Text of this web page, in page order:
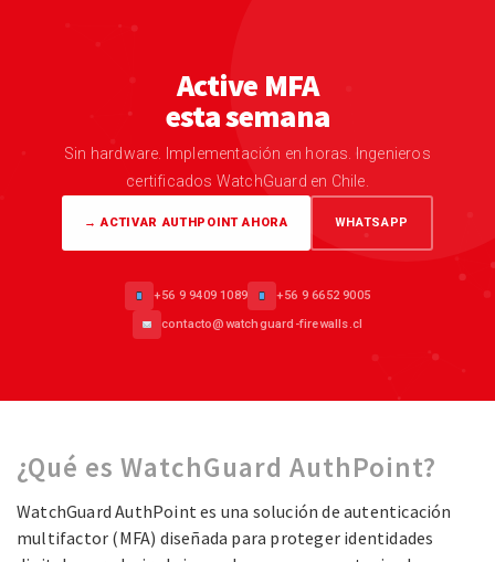
Active MFA
esta semana
Sin hardware. Implementación en horas. Ingenieros
certificados WatchGuard en Chile.
→ ACTIVAR AUTHPOINT AHORA WHATSAPP
+56 9 9409 1089
+56 9 6652 9005
contacto@watchguard-firewalls.cl
¿Qué es WatchGuard AuthPoint?
WatchGuard AuthPoint es una solución de autenticación
multifactor (MFA) diseñada para proteger identidades